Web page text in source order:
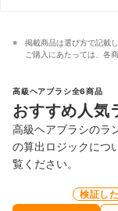
掲載商品は選び方で記載
ご購入にあたっては、各
高級ヘアブラシ全6商品
おすすめ人気
高級ヘアブラシのラ
の算出ロジックにつ
覧ください。
検証し